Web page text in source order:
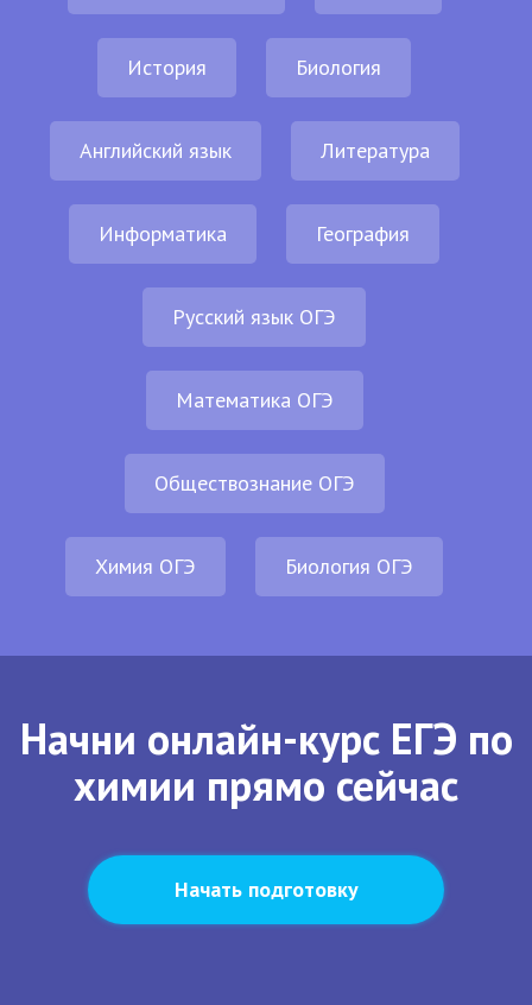
История Биология
Английский язык Литература
Информатика География
Русский язык ОГЭ
Математика ОГЭ
Обществознание ОГЭ
Химия ОГЭ Биология ОГЭ
Начни онлайн-курс ЕГЭ по
химии прямо сейчас
Начать подготовку